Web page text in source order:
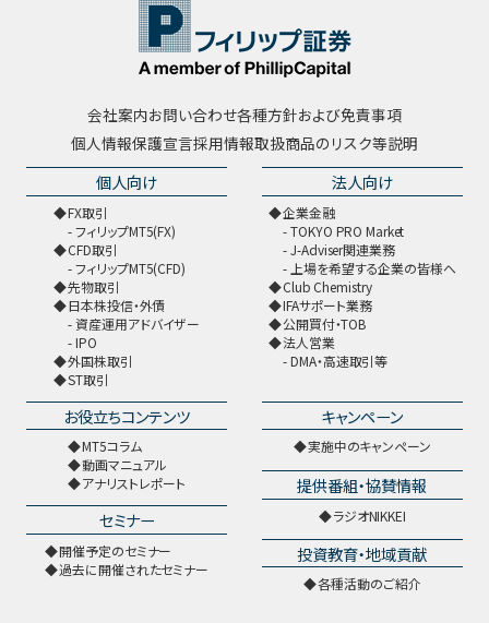
会社案内お問い合わせ各種方針および免責事項
個人情報保護宣言採用情報取扱商品のリスク等説明
個人向け
FX取引
フィリップMT5(FX)
CFD取引
フィリップMT5(CFD)
先物取引
日本株投信・外債
資産運用アドバイザー
IPO
外国株取引
ST取引
法人向け
企業金融
TOKYO PRO Market
J-Adviser関連業務
上場を希望する企業の皆様へ
Club Chemistry
IFAサポート業務
公開買付・TOB
法人営業
DMA・高速取引等
お役立ちコンテンツ
MT5コラム
動画マニュアル
アナリストレポート
セミナー
開催予定のセミナー
過去に開催されたセミナー
キャンペーン
実施中のキャンペーン
提供番組・協賛情報
ラジオNIKKEI
投資教育・地域貢献
各種活動のご紹介